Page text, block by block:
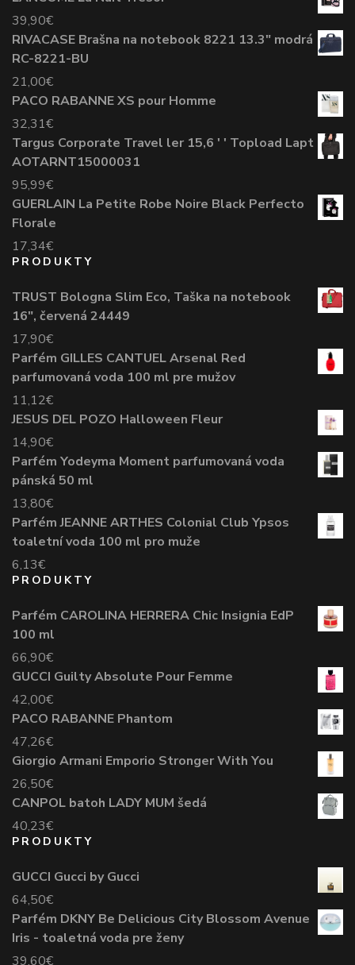
39,90€
RIVACASE Brašna na notebook 8221 13.3" modrá
RC-8221-BU
21,00€
PACO RABANNE XS pour Homme
32,31€
Targus Corporate Travel ler 15,6 ' ' Topload Lapt
AOTARNT15000031
95,99€
GUERLAIN La Petite Robe Noire Black Perfecto
Florale
17,34€
PRODUKTY
TRUST Bologna Slim Eco, Taška na notebook
16", červená 24449
17,90€
Parfém GILLES CANTUEL Arsenal Red
parfumovaná voda 100 ml pre mužov
11,12€
JESUS DEL POZO Halloween Fleur
14,90€
Parfém Yodeyma Moment parfumovaná voda
pánská 50 ml
13,80€
Parfém JEANNE ARTHES Colonial Club Ypsos
toaletní voda 100 ml pro muže
6,13€
PRODUKTY
Parfém CAROLINA HERRERA Chic Insignia EdP
100 ml
66,90€
GUCCI Guilty Absolute Pour Femme
42,00€
PACO RABANNE Phantom
47,26€
Giorgio Armani Emporio Stronger With You
26,50€
CANPOL batoh LADY MUM šedá
40,23€
PRODUKTY
GUCCI Gucci by Gucci
64,50€
Parfém DKNY Be Delicious City Blossom Avenue
Iris - toaletná voda pre ženy
39,60€